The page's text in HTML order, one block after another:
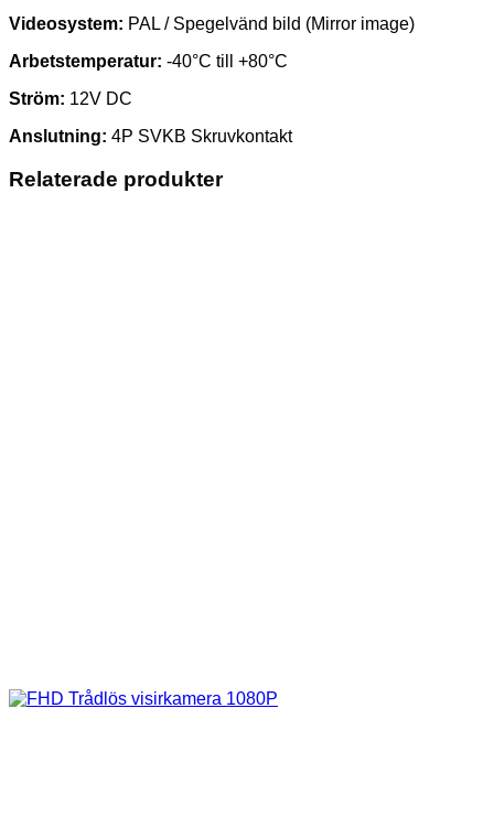
Videosystem: PAL / Spegelvänd bild (Mirror image)
Arbetstemperatur: -40°C till +80°C
Ström: 12V DC
Anslutning: 4P SVKB Skruvkontakt
Relaterade produkter